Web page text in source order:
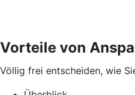
Vorteile von
Völlig frei entscheiden, wie